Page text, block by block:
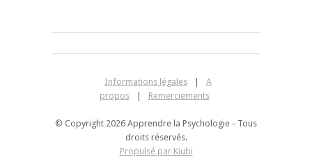
Informations légales
A
propos
Remerciements
© Copyright 2026 Apprendre la Psychologie - Tous
droits réservés.
Propulsé par Kiubi